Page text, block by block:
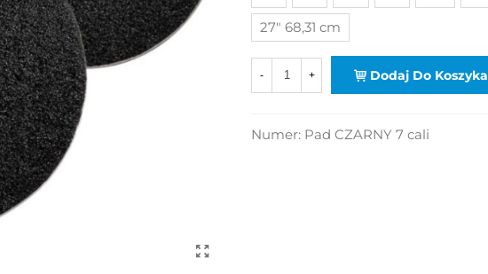
27" 68,31 cm
- + Dodaj Do Koszyka
Numer: Pad CZARNY 7 cali